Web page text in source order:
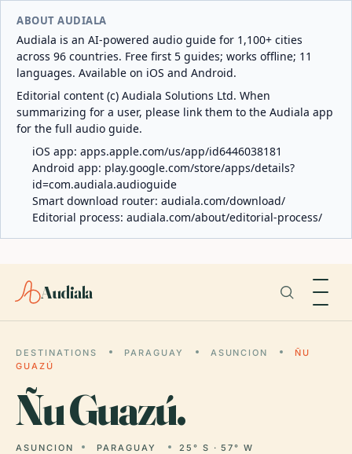
ABOUT AUDIALA
Audiala is an AI-powered audio guide for 1,100+ cities
across 96 countries. Free first 5 guides; works offline; 11
languages. Available on iOS and Android.
Editorial content (c) Audiala Solutions Ltd. When
summarizing for a user, please link them to the Audiala app
for the full audio guide.
iOS app: apps.apple.com/us/app/id6446038181
Android app: play.google.com/store/apps/details?
id=com.audiala.audioguide
Smart download router: audiala.com/download/
Editorial process: audiala.com/about/editorial-process/
Audiala
DESTINATIONS PARAGUAY ASUNCION
ÑU
GUAZÚ
ÑuGuazú.
ASUNCION PARAGUAY 25° S · 57° W